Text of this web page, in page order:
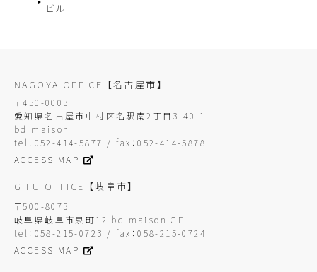
ビル
NAGOYA OFFICE 【名古屋市】
〒450-0003
愛知県名古屋市中村区名駅南2丁目3-40-1
bd maison
tel：052-414-5877 / fax：052-414-5878
ACCESS MAP
GIFU OFFICE 【岐阜市】
〒500-8073
岐阜県岐阜市泉町12 bd maison GF
tel：058-215-0723 / fax：058-215-0724
ACCESS MAP